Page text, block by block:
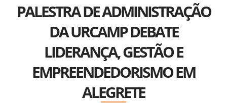
PALESTRA DE ADMINISTRAÇÃO
DA URCAMP DEBATE
LIDERANÇA, GESTÃO E
EMPREENDEDORISMO EM
ALEGRETE